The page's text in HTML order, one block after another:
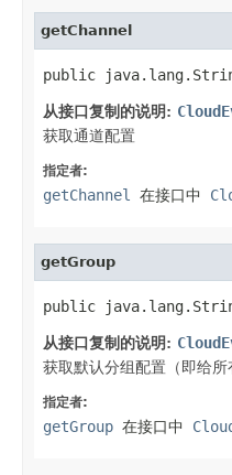
getChannel
public
从接口复制的说明:
获取通道配置
指定者:
getChannel 在接口中
getGroup
public
从接口复制的说明:
获取默认分组配置（即给所
指定者:
getGroup 在接口中